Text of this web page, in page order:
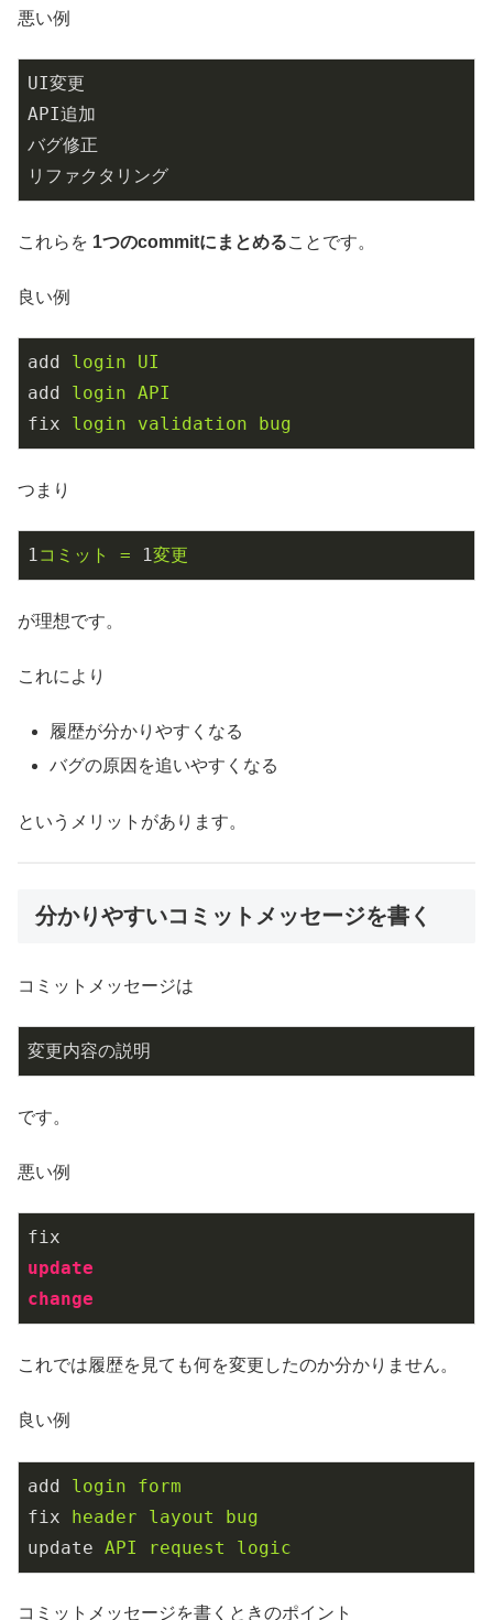
悪い例
UI変更
API追加
バグ修正
リファクタリング
これらを 1つのcommitにまとめることです。
良い例
add
login UI
add
login API
fix
login validation bug
つまり
1コミット = 1変更
が理想です。
これにより
履歴が分かりやすくなる
バグの原因を追いやすくなる
というメリットがあります。
分かりやすいコミットメッセージを書く
コミットメッセージは
変更内容の説明
です。
悪い例
update
change
これでは履歴を見ても何を変更したのか分かりません。
良い例
add
login form
fix
header layout bug
update API request logic
コミットメッセージを書くときのポイント